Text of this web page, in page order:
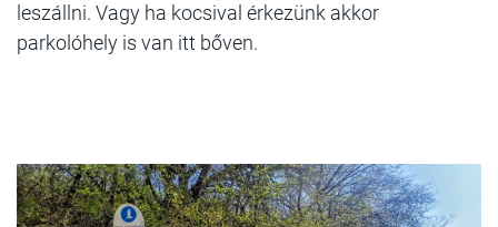
leszállni. Vagy ha kocsival érkezünk akkor
parkolóhely is van itt bőven.